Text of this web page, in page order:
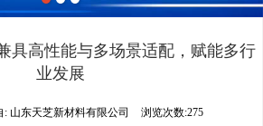
具高性能与多场景适配，赋能多行
业发展
: 山东天芝新材料有限公司 浏览次数:275